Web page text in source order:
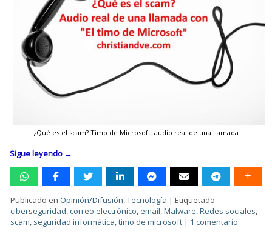
¿Qué es el scam? Timo de Microsoft: audio real de una llamada
Sigue leyendo →
Publicado en Opinión/Difusión,Tecnología |Etiquetado
ciberseguridad,correo electrónico, email,Malware,Redes sociales,
scam, seguridad informática,timo de microsoft | 1 comentario